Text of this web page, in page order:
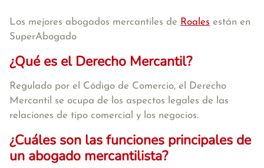
Los mejores abogados mercantiles de Roales están en
SuperAbogado
¿Qué es el Derecho Mercantil?
Regulado por el Código de Comercio, el Derecho
Mercantil se ocupa de los aspectos legales de las
relaciones de tipo comercial y los negocios.
¿Cuáles son las funciones principales de
un abogado mercantilista?